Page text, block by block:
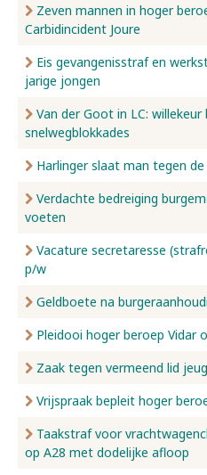
Zeven mannen in hoger
Carbidincident Joure
Eis gevangenisstraf en
jarige jongen
Van der Goot in LC: willekeur
snelwegblokkades
Harlinger slaat man tegen
Verdachte bedreiging
voeten
Vacature secretaresse
p/w
Geldboete na
Pleidooi hoger beroep Vidar
Zaak tegen vermeend lid
Vrijspraak bepleit hoger
Taakstraf voor
op A28 met dodelijke afloop